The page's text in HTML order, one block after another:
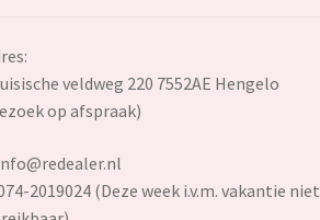
veldweg 220 7552AE Hengelo
op afspraak)
2019024 (Deze week i.v.m. vakantie niet